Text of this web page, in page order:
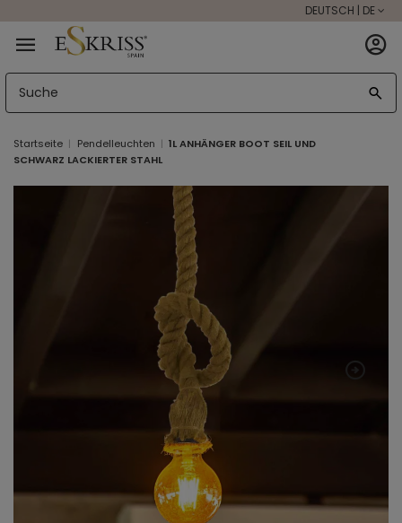
DEUTSCH | DE
Startseite Pendelleuchten
1L ANHÄNGER BOOT SEIL UND
SCHWARZ LACKIERTER STAHL